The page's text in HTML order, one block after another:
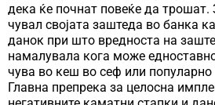
дека ќе почнат повеќе да трошат.
чувал својата заштеда во банка
данок при што вредноста на
намалувала кога може
чува во кеш во сеф или популарно
Главна препрека за целосна